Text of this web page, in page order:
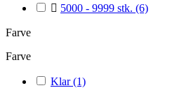
 5000 - 9999 stk. (6)
Farve
Farve
Klar(1)